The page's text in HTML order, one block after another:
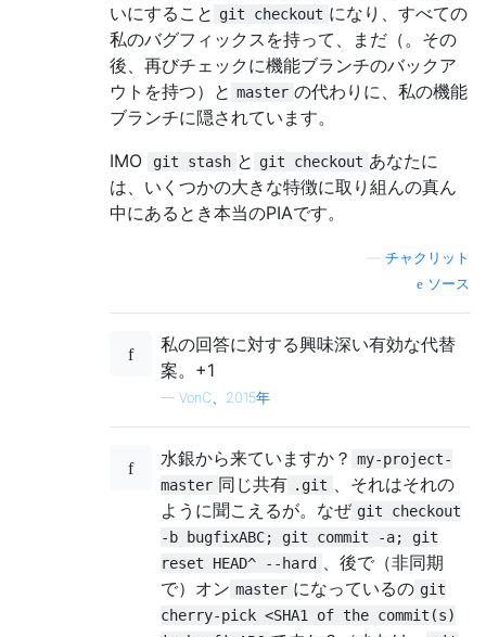
いにすること git checkout になり、すべての
私のバグフィックスを持って、まだ（。その
後、再びチェックに機能ブランチのバックア
ウトを持つ）と master の代わりに、私の機能
ブランチに隠されています。
IMO
git stash と git checkout あなたに
は、いくつかの大きな特徴に取り組んの真ん
中にあるとき本当のPIAです。
チャクリット
ソース
私の回答に対する興味深い有効な代替
案。+1
— VonC、2015年
水銀から来ていますか？ my-project-
master 同じ共有 .git
、それはそれの
ように聞こえるが。なぜ git checkout
-b bugfixABC; git commit -a; git
reset HEAD^ --hard
、後で（非同期
で）オン master になっているの git
cherry-pick <SHA1 of the commit(s)